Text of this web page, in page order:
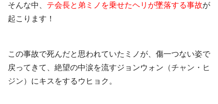
そんな中、 テ会長と弟ミノを乗せたヘリが墜落する事故が
起こります！
この事故で死んだと思われていたミノが、傷一つない姿で
戻ってきて、絶望の中涙を流すジョンウォン （チャン・ヒ
ジン） にキスをするウヒョク。